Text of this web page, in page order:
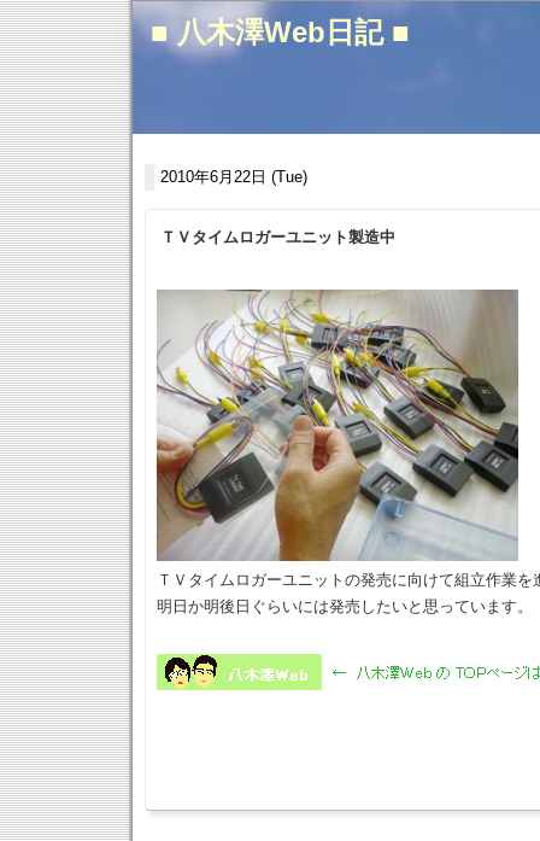
■ 八木澤Web日記 ■
2010年6月22日 (Tue)
ＴＶタイムロガーユニット製造中
ＴＶタイムロガーユニットの発売に向けて組立作業を
明日か明後日ぐらいには発売したいと思っています。